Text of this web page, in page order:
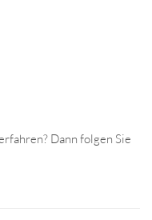
Dann folgen Sie